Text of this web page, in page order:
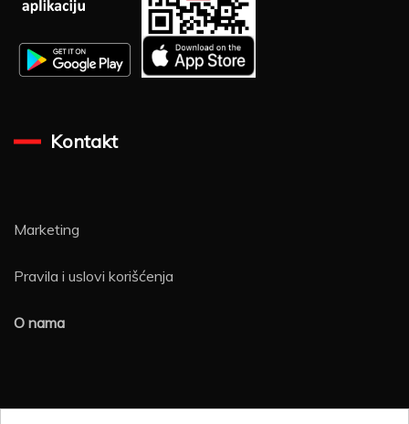
Kontakt
Marketing
Pravila i uslovi korišćenja
O nama